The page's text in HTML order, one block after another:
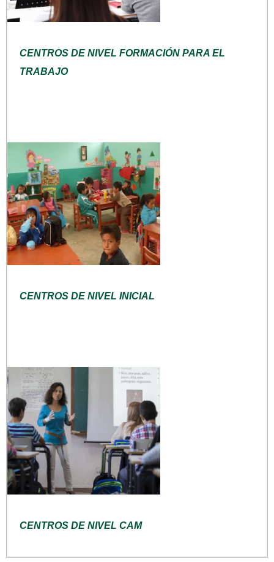
CENTROS DE NIVEL FORMACIÓN PARA EL
TRABAJO
CENTROS DE NIVEL INICIAL
CENTROS DE NIVEL CAM